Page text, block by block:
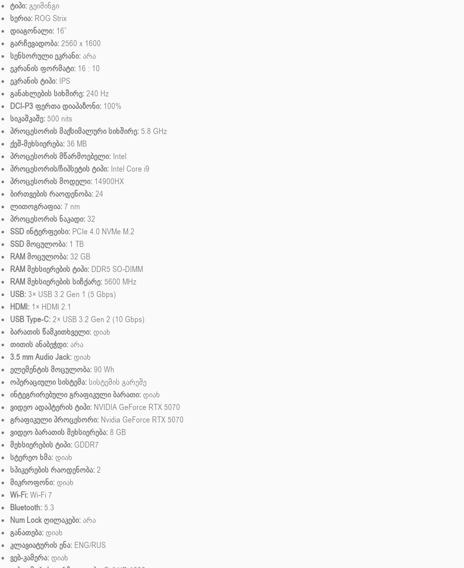
ტიპი:გეიმინგი
სერია: ROG Strix
დიაგონალი: 16”
გარჩევადობა:2560 x 1600
სენსორული ეკრანი:არა
ეკრანის ფორმატი: 16 : 10
ეკრანის ტიპი: IPS
განახლების სიხშირე:240 Hz
DCI-P3 ფერთა დიაპაზონი: 100%
სიკაშკაშე: 500 nits
პროცესორის მაქსიმალური სიხშირე: 5.8 GHz
ქეშ-მეხსიერება: 36 MB
პროცესორის მწარმოებელი: Intel
პროცესორის/ჩიპსეტის ტიპი: Intel Core i9
პროცესორის მოდელი: 14900HX
ბირთვების რაოდენობა:24
ლითოგრაფია: 7 nm
პროცესორის ნაკადი: 32
SSD ინტერფეისი: PCIe 4.0 NVMe M.2
SSD მოცულობა: 1 TB
RAM მოცულობა: 32 GB
RAM მეხსიერების ტიპი: DDR5 SO-DIMM
RAM მეხსიერების სიჩქარე: 5600 MHz
USB: 3× USB 3.2 Gen 1 (5 Gbps)
HDMI: 1× HDMI 2.1
USB Type-C:2× USB 3.2 Gen 2 (10 Gbps)
ბარათის წამკითხველი: დიახ
თითის ანაბეჭდი:არა
3.5 mm Audio Jack: დიახ
ელემენტის მოცულობა:90 Wh
ოპერაციული სისტემა: სისტემის გარეშე
ინტეგრირებული გრაფიკული ბარათი: დიახ
ვიდეო ადაპტერის ტიპი: NVIDIA GeForce RTX 5070
გრაფიკული პროცესორი: Nvidia GeForce RTX 5070
ვიდეო ბარათის მეხსიერება:8 GB
მეხსიერების ტიპი: GDDR7
სტერეო ხმა: დიახ
სპიკერების რაოდენობა:2
მიკროფონი: დიახ
Wi-Fi:Wi-Fi 7
Bluetooth: 5.3
Num Lock ღილაკები:არა
განათება: დიახ
კლავიატურის ენა: ENG/RUS
ვებ-კამერა: დიახ